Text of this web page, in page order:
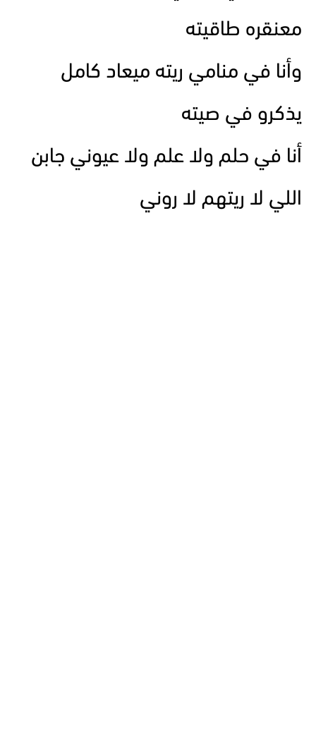
معنقره طاقيته
وأنا في منامي ريته ميعاد كامل
يذكرو في صيته
أنا في حلم ولا علم ولا عيوني جابن
اللي لا ريتهم لا روني